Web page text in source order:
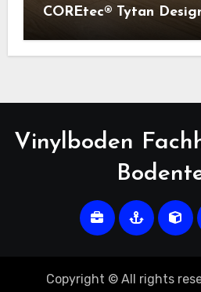
COREtec® Tytan
Vinylboden
Copyright © All rights